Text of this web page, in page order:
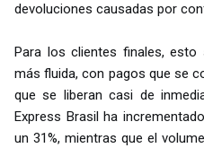
devoluciones causadas por
Para los clientes finales, esto
más fluida, con pagos que se
que se liberan casi de
Express Brasil ha
un 31%, mientras que el